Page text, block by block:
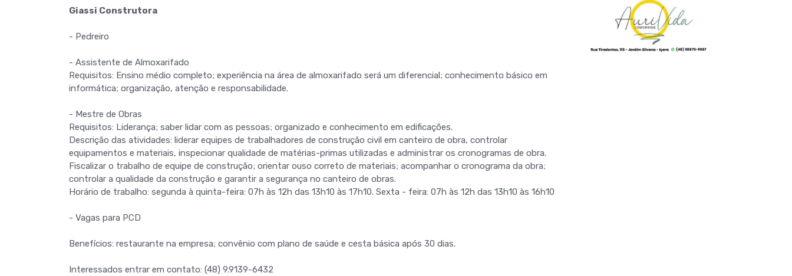
Giassi Construtora
- Pedreiro
- Assistente de Almoxarifado
Requisitos: Ensino médio completo; experiência na área de almoxarifado será um diferencial; conhecimento básico em
informática; organização, atenção e responsabilidade.
- Mestre de Obras
Requisitos: Liderança; saber lidar com as pessoas; organizado e conhecimento em edificações.
Descrição das atividades: liderar equipes de trabalhadores de construção civil em canteiro de obra, controlar
equipamentos e materiais, inspecionar qualidade de matérias-primas utilizadas e administrar os cronogramas de obra.
Fiscalizar o trabalho de equipe de construção; orientar ouso correto de materiais; acompanhar o cronograma da obra;
controlar a qualidade da construção e garantir a segurança no canteiro de obras.
Horário de trabalho: segunda à quinta-feira: 07h às 12h das 13h10 às 17h10. Sexta - feira: 07h às 12h das 13h10 às 16h10
- Vagas para PCD
Benefícios: restaurante na empresa; convênio com plano de saúde e cesta básica após 30 dias.
Interessados entrar em contato: (48) 9.9139-6432